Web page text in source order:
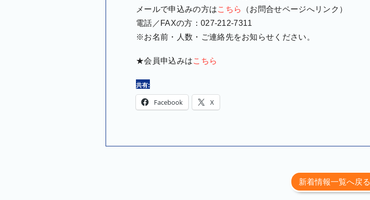
メールで申込みの方はこちら
（お問合せページへリンク）
電話／FAXの方：027-212-7311
※お名前・人数・ご連絡先をお知らせください。
★会員申込みはこちら
共有:
Facebook X
新着情報一覧へ戻る